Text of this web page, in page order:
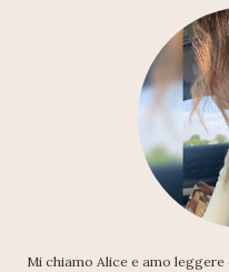
Mi chiamo Alice e amo